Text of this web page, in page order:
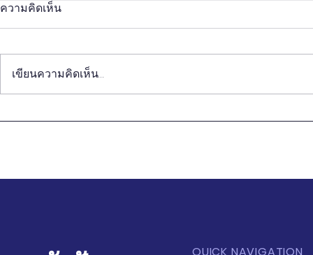
การเรียนรู้ของนักวิชาการใน
นักวิชาการ
ความคิดเห็น
เขียนความคิดเห็น…
QUICK NAVIGATION